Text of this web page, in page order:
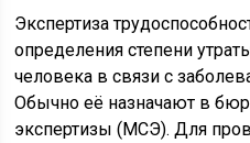
Экспертиза
определения степени
человека в связи с
Обычно её назначают в
экспертизы (МСЭ). Для